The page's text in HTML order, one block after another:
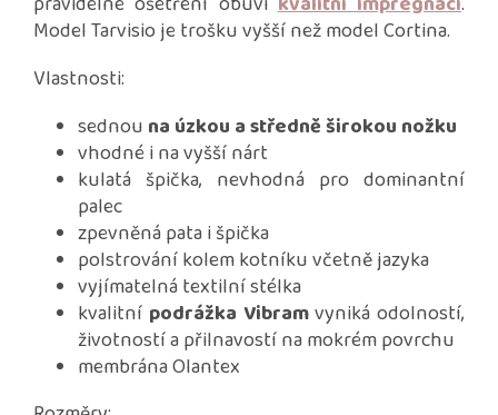
Model Tarvisio je trošku vyšší než model Cortina.
Vlastnosti:
sednou na úzkou a středně širokou nožku
vhodné i na vyšší nárt
kulatá špička, nevhodná pro dominantní
palec
zpevněná pata i špička
polstrování kolem kotníku včetně jazyka
vyjímatelná textilní stélka
kvalitní podrážka Vibramvyniká odolností,
životností a přilnavostí na mokrém povrchu
membrána Olantex